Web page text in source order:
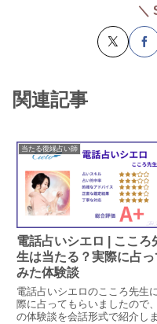
＼
関連記事
当たる復縁占い師
電話占いシエロ | こころ
生は当たる？実際に占っ
みた体験談
電話占いシエロのこころ先生
際に占ってもらいましたので
の体験談を会話形式で紹介しま